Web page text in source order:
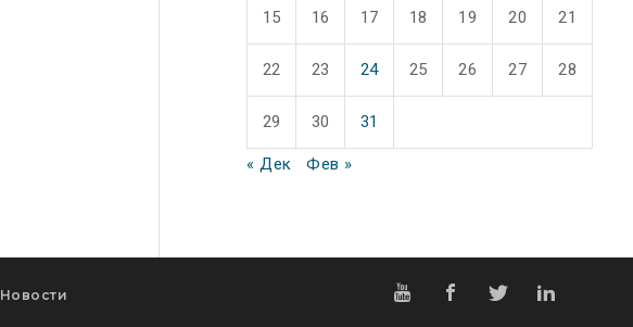
15 16 17 18 19 20 21
22 23 24 25 26 27 28
29 30 31
« Дек Фев »
Новости